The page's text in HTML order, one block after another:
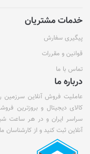
خدمات مشتریان
پیگیری سفارش
قوانین و مقررات
تماس با ما
درباره ما
عاملیت فروش آنلاین سرزمین
کالای دیجیتال و بروزترین
سراسر ایران و در هر ساعت
آنلاین ثبت کنید و از کارشناسان